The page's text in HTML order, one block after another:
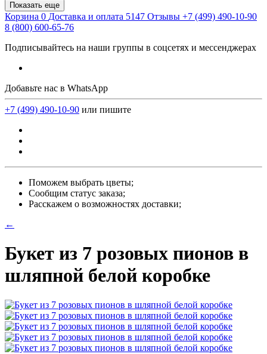
Показать еще
Корзина 0 Доставка и оплата 5147 Отзывы +7 (499) 490-10-90
8 (800) 600-65-76
Подписывайтесь на наши группы в соцсетях и мессенджерах
Добавьте нас в WhatsApp
+7 (499) 490-10-90 или пишите
Поможем выбрать цветы;
Сообщим статус заказа;
Расскажем о возможностях доставки;
←
Букет из 7 розовых пионов в
шляпной белой коробке